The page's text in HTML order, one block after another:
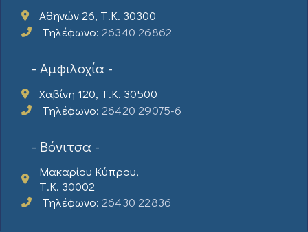
Αθηνών 26, Τ.Κ. 30300
Τηλέφωνο: 26340 26862
- Αμφιλοχία -
Χαβίνη 120, Τ.Κ. 30500
Τηλέφωνο: 26420 29075-6
- Βόνιτσα -
Μακαρίου Κύπρου,
Τ.Κ. 30002
Τηλέφωνο: 26430 22836